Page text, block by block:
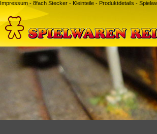
Impressum - 8fach Stecker - Kleinteile - Produktdetails -